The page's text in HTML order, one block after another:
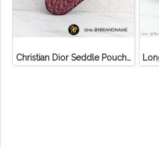
Christian Dior Seddle Pouch Accessory Hand Bag